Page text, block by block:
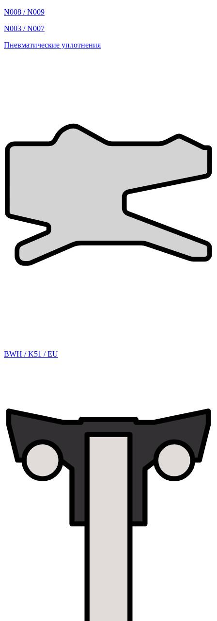
N008 / N009
N003 / N007
Пневматические уплотнения
BWH / K51 / EU